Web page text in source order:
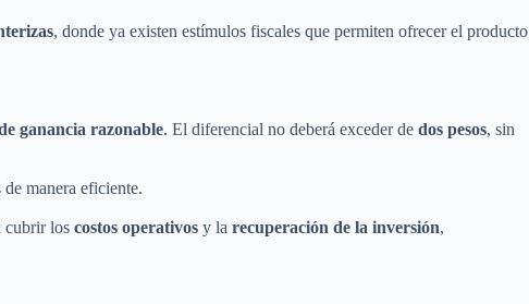
, donde ya existen estímulos fiscales que permiten ofrecer el producto
ganancia razonable. El diferencial no deberá exceder de dos pesos, sin
manera eficiente.
cubrir los costos operativos y la recuperación de la inversión,